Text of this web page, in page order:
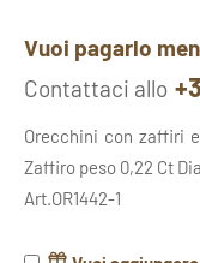
Vuoi pagarlo
Contattaci allo
Orecchini con zaffiri
Zaffiro peso 0,22 Ct
Art.OR1442-1